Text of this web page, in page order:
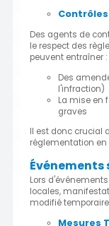
Des agents de
le respect des
peuvent entraîner :
Des
l'infraction)
La mise en
graves
Il est donc crucial
réglementation en
Lors
locales,
modifié
Mesures